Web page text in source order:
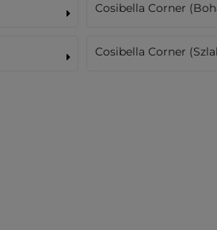
Cosibella Corner
Cosibella Corner